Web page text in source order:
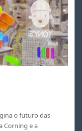
o futuro das
Corning e a